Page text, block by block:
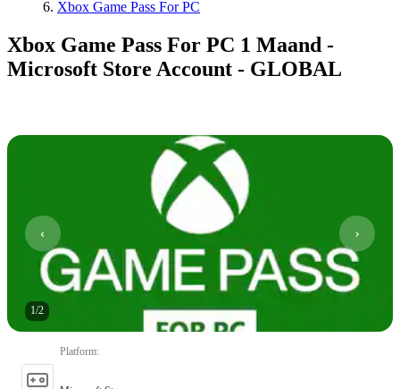
Xbox Game Pass For PC
Xbox Game Pass For PC 1 Maand -
Microsoft Store Account - GLOBAL
1/2
Platform: